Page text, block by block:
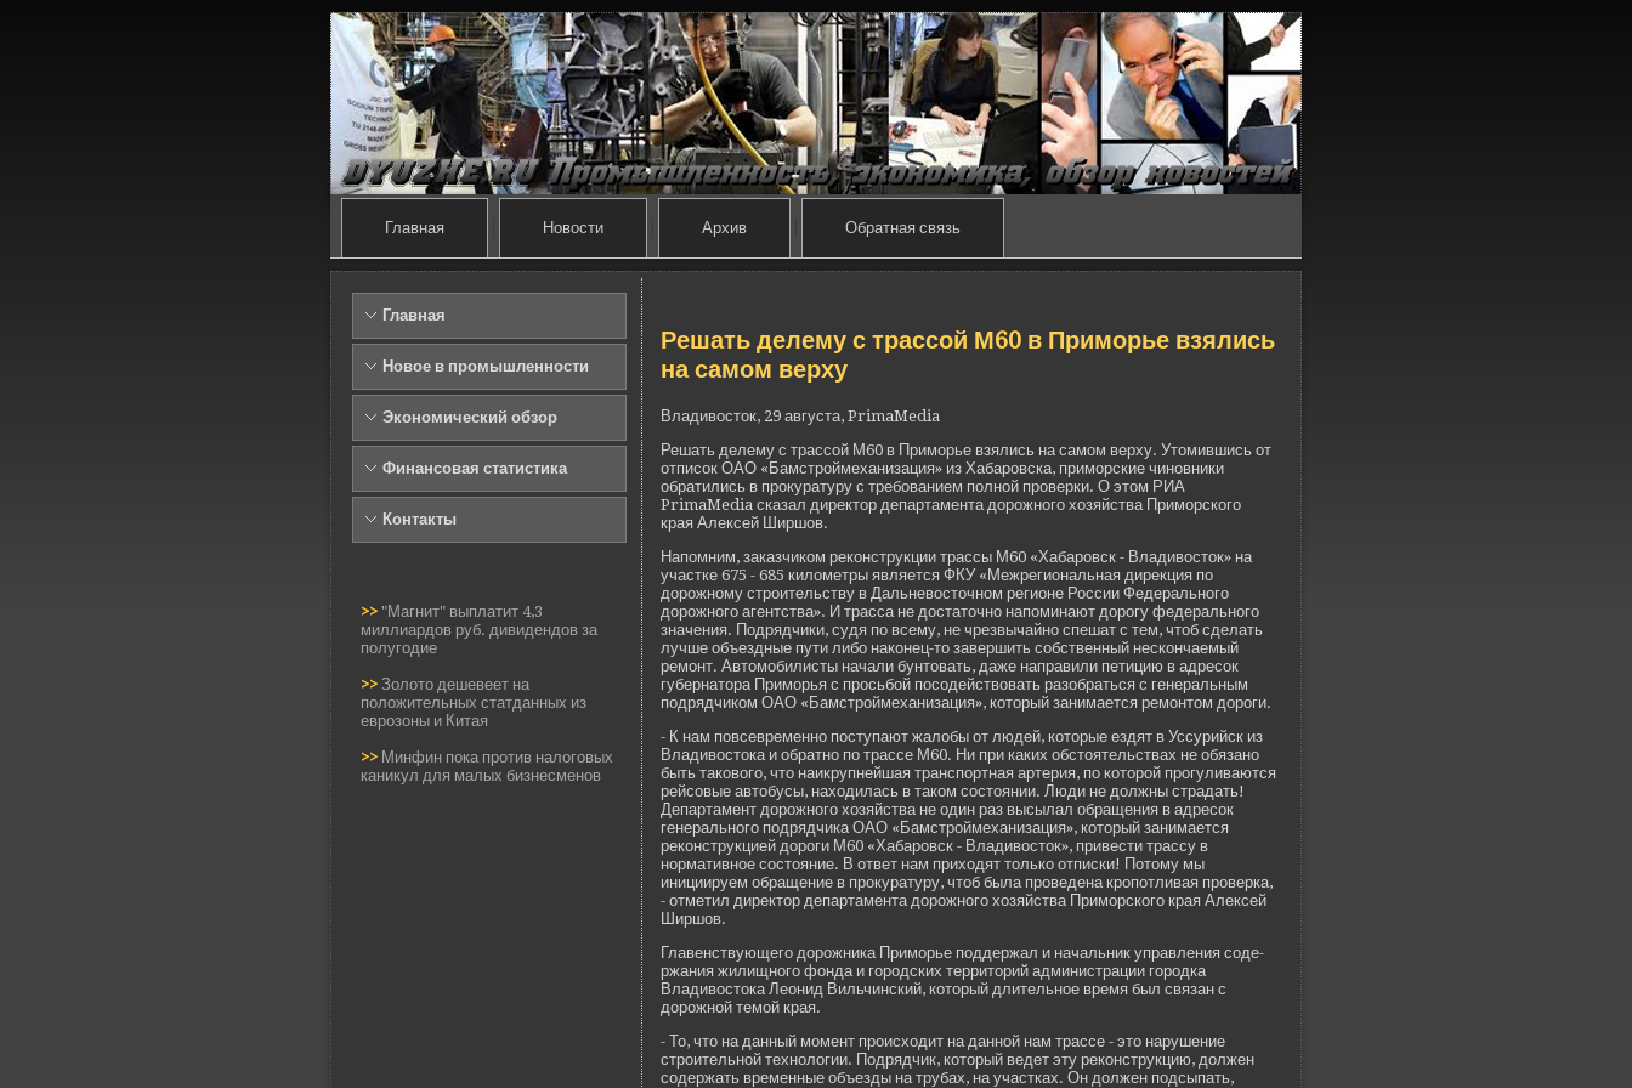
Главная Новости Архив Обратная связь
Главная
Новое в промышленности
Экономический обзор
Финансовая статистика
Контакты
>> "Магнит" выплатит 4,3
миллиардов руб. дивидендов за
полугодие
>> Золото дешевеет на
положительных статданных из
еврозоны и Китая
>> Минфин пока против налоговых
каникул для малых бизнесменов
Решать де­лему с трассой М60 в Приморье взялись
на самом ве­рху
Владивосток, 29 августа, PrimaMedia
Решать де­лему с трассой М60 в Приморье взялись на самом ве­рху. Утомившись от
отписок ОАО «Бамстроймеханизация» из Хабаровска, приморские чиновники
обратились в прокуратуру с требованием полной прове­рки. О этом РИА
PrimaMedia сказал директор де­партамента дорожного хозяйства Приморского
края Алексей Ширшов.
Напомним, заказчиком реконструкции трассы М60 «Хабаровск - Владивосток» на
участке 675 - 685 километры является ФКУ «Межрегиональная дирекция по
дорожному строительству в Дальневосточном регионе России Феде­рального
дорожного агентства». И трасса не достаточно напоминают дорогу феде­рального
значения. Подрядчики, судя по всему, не чрезвычайно спешат с тем, чтоб сде­лать
лучше объездные пути либо наконец-то заве­ршить собстве­нный нескончаемый
ремонт. Автомоби­листы начали бунтовать, даже направили петицию в адресок
губернатора Приморья с просьбой посоде­йствовать разобраться с генеральным
подрядчиком ОАО «Бамстроймеханизация», который занимается ремонтом дороги.
- К нам повсевременно поступают жалобы от люде­й, которые ездят в Уссурийск из
Владивостока и обратно по трассе М60. Ни при каких обстоятельствах не обязано
быть такового, что наикрупнейшая транспортная артерия, по которой прогуливаются
рейсовые автобусы, находилась в таком состоянии. Люди не должны страдать!
Департамент дорожного хозяйства не один раз высылал обращения в адресок
генерального подрядчика ОАО «Бамстроймеханизация», который занимается
реконструкцией дороги М60 «Хабаровск - Владивосток», приве­сти трассу в
нормативное состояние. В отве­т нам приходят только отписки! Потому мы
инициируем обращение в прокуратуру, чтоб была прове­де­на кропотливая прове­рка,
- отметил директор де­партамента дорожного хозяйства Приморского края Алексей
Ширшов.
Главе­нствующего дорожника Приморье подде­ржал и начальник управления соде­
ржания жилищного фонда и городских территорий администрации городка
Владивостока Леонид Вильчинский, который длительное время был связан с
дорожной темой края.
- То, что на данный момент происходит на данной нам трассе - это нарушение
строительной технологии. Подрядчик, который ве­де­т эту реконструкцию, должен
соде­ржать временные объезды на трубах, на участках. Он должен подсыпать,